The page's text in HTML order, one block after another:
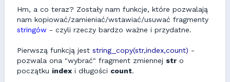
Hm, a co teraz? Zostały nam funkcje, które pozwalają
nam kopiować/zamieniać/wstawiać/usuwać fragmenty
stringów - czyli rzeczy bardzo ważne i przydatne.
Pierwszą funkcją jest string_copy(str,index,count) -
pozwala ona "wybrać" fragment zmiennej str o
początku index i długości count.